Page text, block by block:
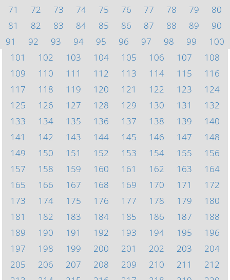
71
72 73 74 75 76 77 78 79
80
81
82 83 84 85 86 87 88 89
90
91
92 93 94 95 96 97 98 99
100
101
102 103 104 105 106 107
108
109
110 111 112 113 114 115
116
117
118 119 120 121 122 123
124
125
126 127 128 129 130 131
132
133
134 135 136 137 138 139
140
141
142 143 144 145 146 147
148
149
150 151 152 153 154 155
156
157
158 159 160 161 162 163
164
165
166 167 168 169 170 171
172
173
174 175 176 177 178 179
180
181
182 183 184 185 186 187
188
189
190 191 192 193 194 195
196
197
198 199 200 201 202 203
204
205
206 207 208 209 210 211
212